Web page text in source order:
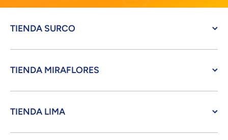
TIENDA SURCO
TIENDA MIRAFLORES
TIENDA LIMA